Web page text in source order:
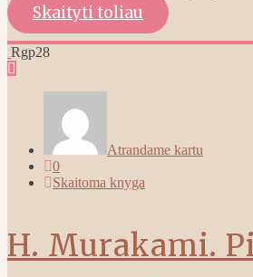
Skaityti toliau
Rgp28
Atrandame kartu
0
Skaitoma knyga
H. Murakami.